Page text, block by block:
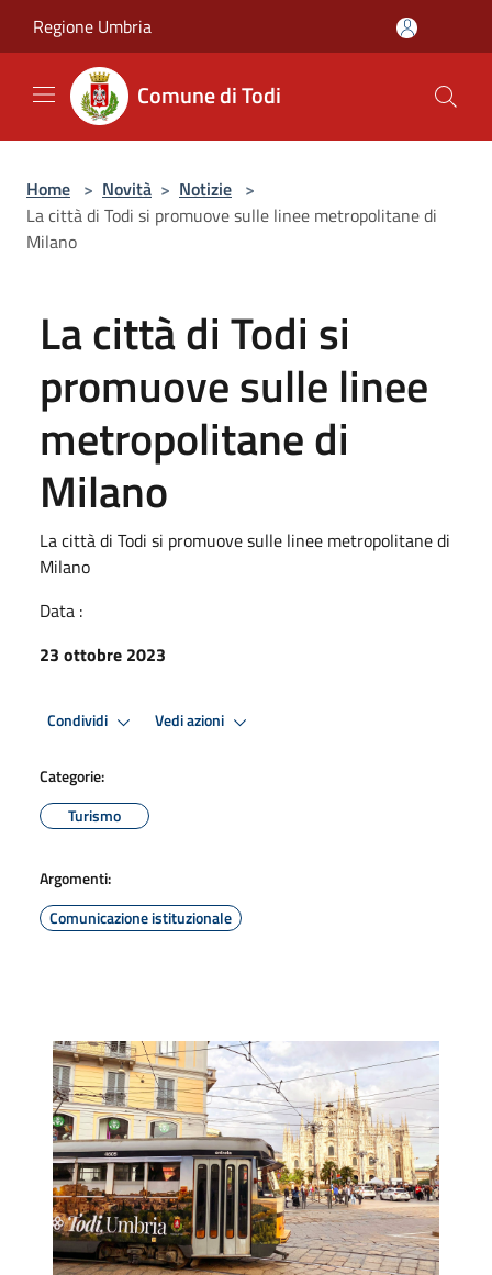
Regione Umbria
Comune di Todi
Home > Novità > Notizie >
La città di Todi si promuove sulle linee metropolitane di
Milano
La città di Todi si
promuove sulle linee
metropolitane di
Milano
La città di Todi si promuove sulle linee metropolitane di
Milano
Data :
23 ottobre 2023
Condividi Vedi azioni
Categorie:
Turismo
Argomenti:
Comunicazione istituzionale